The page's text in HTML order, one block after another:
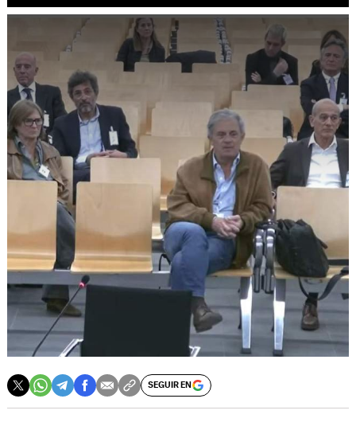
SEGUIR EN